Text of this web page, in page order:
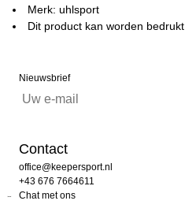
Merk: uhlsport
Dit product kan worden bedrukt
Nieuwsbrief
Contact
office@keepersport.nl
+43 676 7664611
Chat met ons